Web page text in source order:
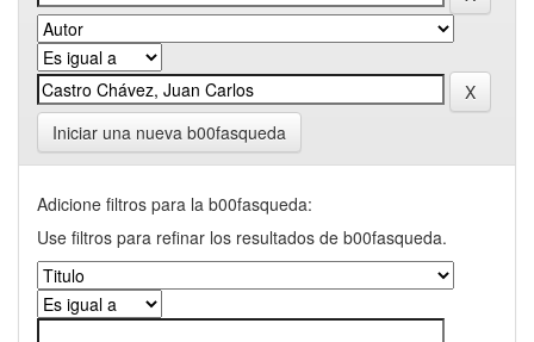
Iniciar una nueva b00fasqueda
Adicione filtros para la b00fasqueda:
Use filtros para refinar los resultados de b00fasqueda.